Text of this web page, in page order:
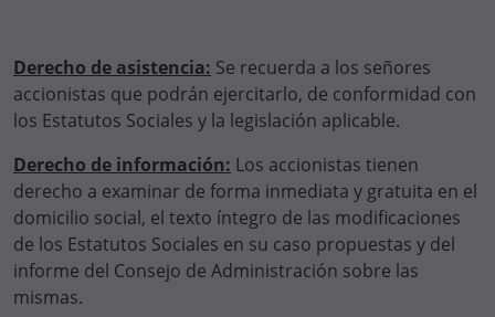
Derecho de asistencia: Se recuerda a los señores
accionistas que podrán ejercitarlo, de conformidad con
los Estatutos Sociales y la legislación aplicable.
Derecho de información: Los accionistas tienen
derecho a examinar de forma inmediata y gratuita en el
domicilio social, el texto íntegro de las modificaciones
de los Estatutos Sociales en su caso propuestas y del
informe del Consejo de Administración sobre las
mismas.